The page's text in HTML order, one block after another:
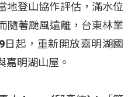
地登山協作評估，滿水位
隨著颱風遠離，台東林業
起，重新開放嘉明湖國
嘉明湖山屋。